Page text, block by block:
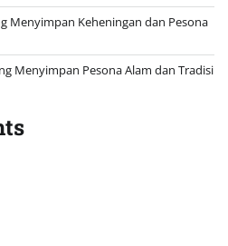
Menyimpan Keheningan dan Pesona
Menyimpan Pesona Alam dan Tradisi